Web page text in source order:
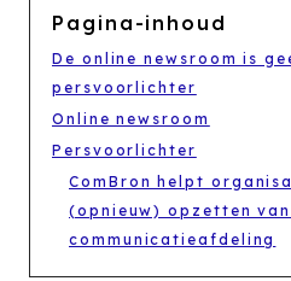
Pagina-inhoud
De online newsroom is
persvoorlichter
Online newsroom
Persvoorlichter
ComBron helpt
(opnieuw) opzetten
communicatieafdeling